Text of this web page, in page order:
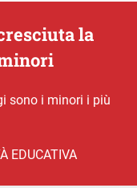
la
sono i minori i più
EDUCATIVA